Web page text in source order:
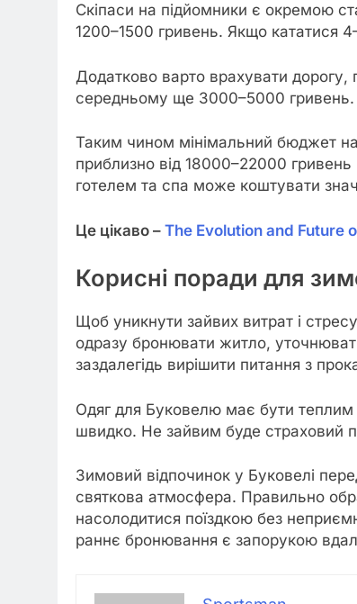
Скіпаси на підйомники є окремою
1200–1500 гривень. Якщо кататися
Додатково варто врахувати дорогу,
середньому ще 3000–5000 гривень.
Таким чином мінімальний бюджет
приблизно від 18000–22000
готелем та спа може коштувати
Це цікаво – The Evolution and Future
Корисні поради для
Щоб уникнути зайвих витрат і
одразу бронювати житло,
заздалегідь вирішити питання з
Одяг для Буковелю має бути теплим
швидко. Не зайвим буде страховий
Зимовий відпочинок у Буковелі
святкова атмосфера. Правильно
насолодитися поїздкою без
раннє бронювання є запорукою